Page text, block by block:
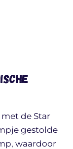
de Star
gestolde
waardoor